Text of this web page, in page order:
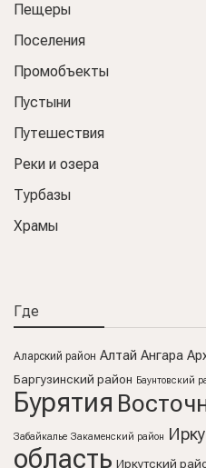
Пещеры
Поселения
Промобъекты
Пустыни
Путешествия
Реки и озера
Турбазы
Храмы
Где
Аларский район Алтай Ангара
Баргузинский район Баунтовский
Бурятия
Забайкалье Закаменский район
область Иркутский